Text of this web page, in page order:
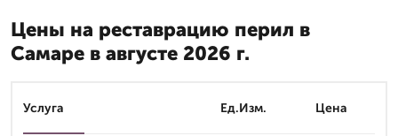
Цены на реставрацию перил в
Самаре в августе 2026 г.
Услуга Ед.Изм. Цена